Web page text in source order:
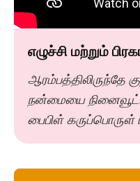
எழுச்சி மற்றும்
ஆரம்பத்திலிருந்தே
நன்மையை
பைபிள் கருப்பொருள்